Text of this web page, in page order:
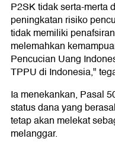
P2SK tidak serta-merta
peningkatan risiko
tidak memiliki
melemahkan
Pencucian Uang
TPPU di Indonesia,"
Ia menekankan, Pasal
status dana yang
tetap akan melekat
melanggar.